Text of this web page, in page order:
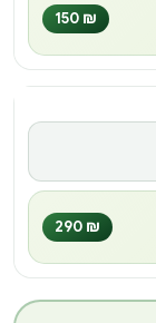
₪ 150
₪ 290